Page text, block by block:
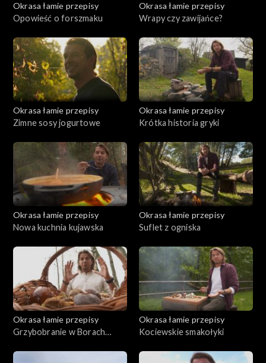
Okrasa łamie przepisy
Opowieść o forszmaku
Okrasa łamie przepisy
Wrapy czy zawijańce?
Okrasa łamie przepisy
Zimne sosy jogurtowe
Okrasa łamie przepisy
Krótka historia gryki
Okrasa łamie przepisy
Nowa kuchnia kujawska
Okrasa łamie przepisy
Suflet z ogniska
Okrasa łamie przepisy
Grzybobranie w Borach
Okrasa łamie przepisy
Kociewskie smakołyki